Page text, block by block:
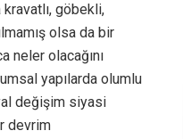
göbekli,
olsa da bir
neler olacağını
yapılarda olumlu
değişim siyasi
devrim